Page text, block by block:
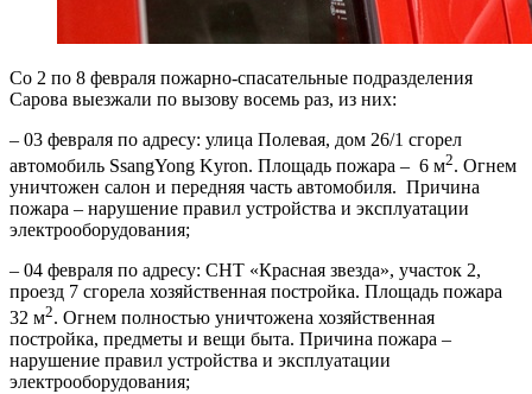
Со 2 по 8 февраля пожарно-спасательные подразделения
Сарова выезжали по вызову восемь раз, из них:
– 03 февраля по адресу: улица Полевая, дом 26/1 сгорел
автомобиль SsangYong Kyron. Площадь пожара – 6 м2. Огнем
уничтожен салон и передняя часть автомобиля. Причина
пожара – нарушение правил устройства и эксплуатации
электрооборудования;
– 04 февраля по адресу: СНТ «Красная звезда», участок 2,
проезд 7 сгорела хозяйственная постройка. Площадь пожара
32 м2. Огнем полностью уничтожена хозяйственная
постройка, предметы и вещи быта. Причина пожара –
нарушение правил устройства и эксплуатации
электрооборудования;